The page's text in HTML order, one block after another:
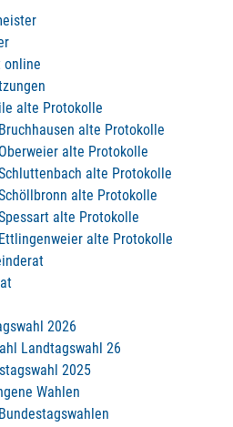
online
alte Protokolle
Bruchhausen alte Protokolle
Oberweier alte Protokolle
alte Protokolle
alte Protokolle
alte Protokolle
Ettlingenweier alte Protokolle
2026
Landtagswahl 26
2025
Wahlen
Bundestagswahlen